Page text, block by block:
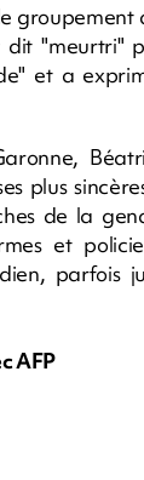
dit "meurtri"
et a
plus
de la
et
parfois
AFP